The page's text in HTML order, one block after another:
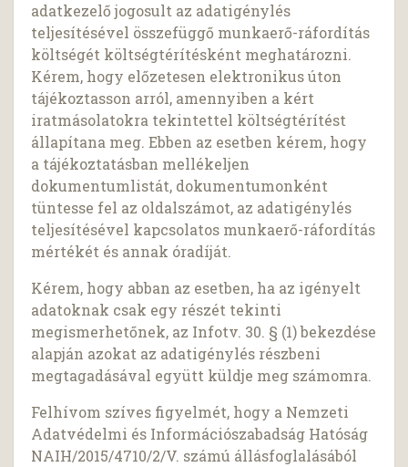
adatkezelő jogosult az adatigénylés
teljesítésével összefüggő munkaerő-ráfordítás
költségét költségtérítésként meghatározni.
Kérem, hogy előzetesen elektronikus úton
tájékoztasson arról, amennyiben a kért
iratmásolatokra tekintettel költségtérítést
állapítana meg. Ebben az esetben kérem, hogy
a tájékoztatásban mellékeljen
dokumentumlistát, dokumentumonként
tüntesse fel az oldalszámot, az adatigénylés
teljesítésével kapcsolatos munkaerő-ráfordítás
mértékét és annak óradíját.
Kérem, hogy abban az esetben, ha az igényelt
adatoknak csak egy részét tekinti
megismerhetőnek, az Infotv. 30. § (1) bekezdése
alapján azokat az adatigénylés részbeni
megtagadásával együtt küldje meg számomra.
Felhívom szíves figyelmét, hogy a Nemzeti
Adatvédelmi és Információszabadság Hatóság
NAIH/2015/4710/2/V. számú állásfoglalásából